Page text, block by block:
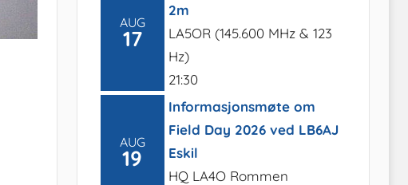
AUG
17
2m
LA5OR (145.600 MHz & 123
Hz)
21:30
AUG
19
Informasjonsmøte om
Field Day 2026 ved LB6AJ
Eskil
HQ LA4O Rommen